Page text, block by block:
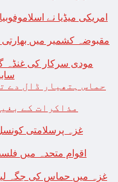
امریکی میڈیا نے
مقبوضہ کشمیر میں
مودی سرکار کی غنڈہ
حماس ہتھیار ڈال دے
مذاکرات کے
غزہ پرسلامتی
غزہ میں حماس کی جگہ